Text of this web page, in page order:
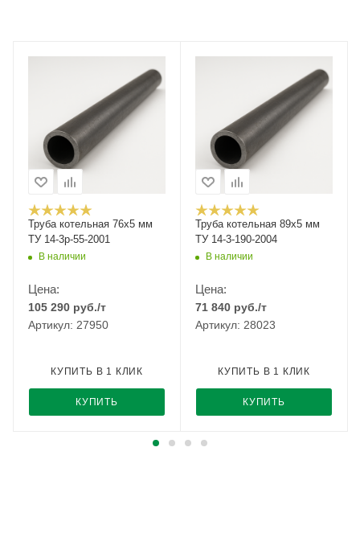
Труба котельная 76х5 мм
ТУ 14-3р-55-2001
В наличии
Цена:
105 290 руб./т
Артикул: 27950
КУПИТЬ
КУПИТЬ В 1 КЛИК
Труба котельная 89х5 мм
ТУ 14-3-190-2004
В наличии
Цена:
71 840 руб./т
Артикул: 28023
КУПИТЬ
КУПИТЬ В 1 КЛИК